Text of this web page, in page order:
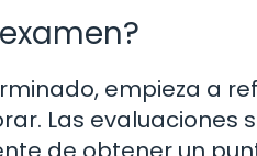
empieza a
Las